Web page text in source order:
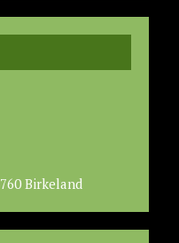
Birkeland